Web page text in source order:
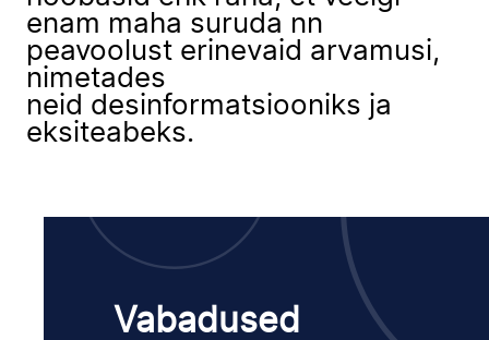
enam maha suruda nn
peavoolust erinevaid arvamusi,
nimetades
neid desinformatsiooniks ja
eksiteabeks.
Vabadused